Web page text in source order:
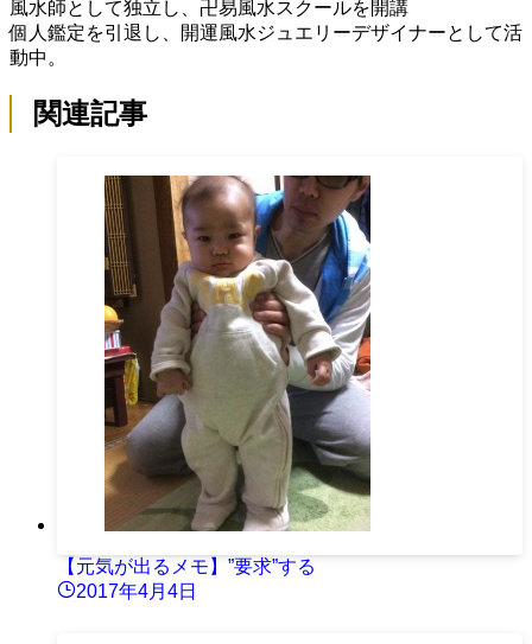
風水師として独立し、卍易風水スクールを開講
個人鑑定を引退し、開運風水ジュエリーデザイナーとして活
動中。
関連記事
【元気が出るメモ】”要求”する
2017年4月4日